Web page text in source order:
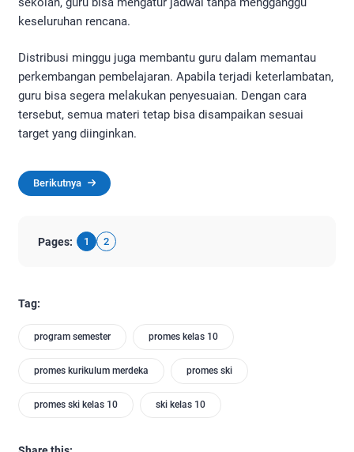
keseluruhan rencana.
Distribusi minggu juga membantu guru dalam memantau
perkembangan pembelajaran. Apabila terjadi keterlambatan,
guru bisa segera melakukan penyesuaian. Dengan cara
tersebut, semua materi tetap bisa disampaikan sesuai
target yang diinginkan.
Berikutnya
Pages: 1 2
Tag:
program semester promes kelas 10
promes kurikulum merdeka promes ski
promes ski kelas 10 ski kelas 10